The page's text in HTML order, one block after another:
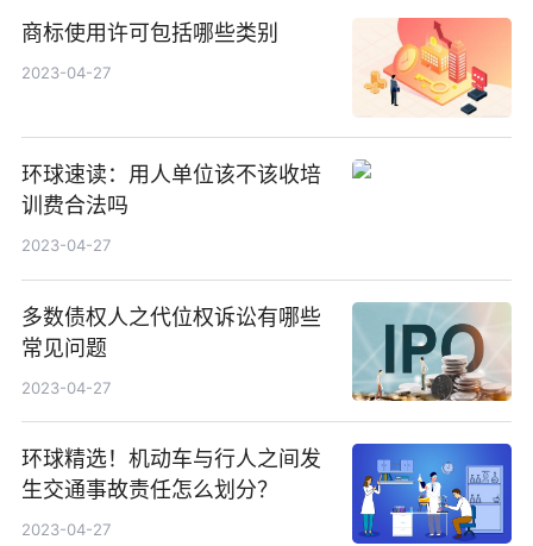
商标使用许可包括哪些类别
2023-04-27
环球速读：用人单位该不该收培
训费合法吗
2023-04-27
多数债权人之代位权诉讼有哪些
常见问题
2023-04-27
环球精选！机动车与行人之间发
生交通事故责任怎么划分？
2023-04-27